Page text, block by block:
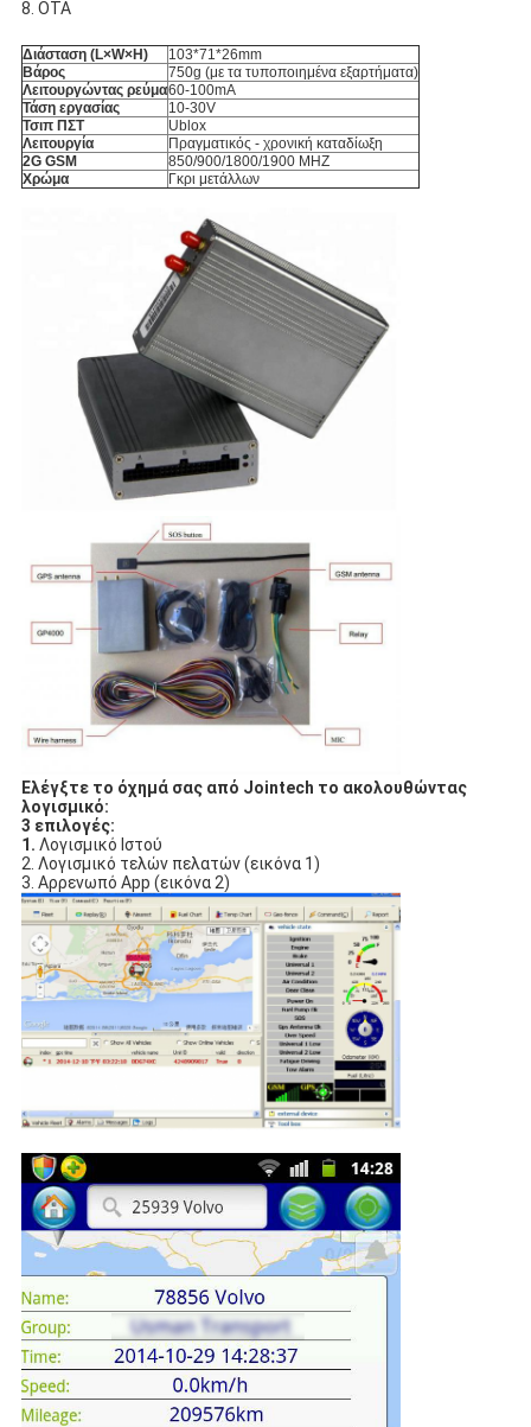
8. OTA
Διάσταση (L×W×H)
103*71*26mm
Βάρος
750g (με τα τυποποιημένα εξαρτήματα)
Λειτουργώντας ρεύμα60-100mA
Τάση εργασίας
10-30V
Τσιπ ΠΣΤ
Ublox
Λειτουργία
Πραγματικός - χρονική καταδίωξη
2G GSM
850/900/1800/1900 MHZ
Χρώμα
Γκρι μετάλλων
Ελέγξτε το όχημά σας από Jointech το ακολουθώντας
λογισμικό:
3 επιλογές:
1. Λογισμικό Ιστού
2. Λογισμικό τελών πελατών (εικόνα 1)
3. Αρρενωπό App (εικόνα 2)